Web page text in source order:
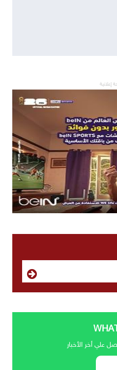
إعلانية
علي أخر الأخبار